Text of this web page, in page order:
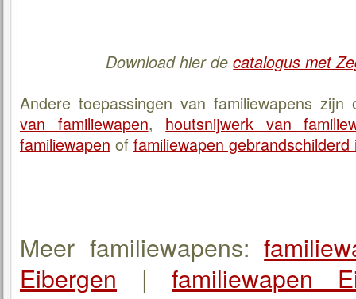
Download hier decatalogus met
Andere toepassingen van familiewapens
van familiewapen, houtsnijwerk van
familiewapen of familiewapen
Meer familiewapens:
Eibergen |familiewapen